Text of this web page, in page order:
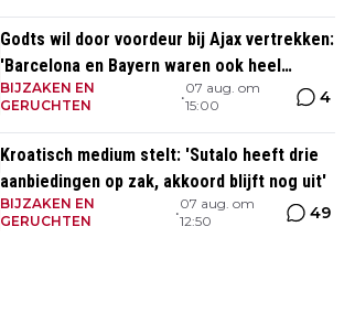
Godts wil door voordeur bij Ajax vertrekken:
'Barcelona en Bayern waren ook heel
serieus'
BIJZAKEN EN
GERUCHTEN
•
07 aug. om
15:00
4
Kroatisch medium stelt: 'Sutalo heeft drie
aanbiedingen op zak, akkoord blijft nog uit'
BIJZAKEN EN
GERUCHTEN
•
07 aug. om
12:50
49